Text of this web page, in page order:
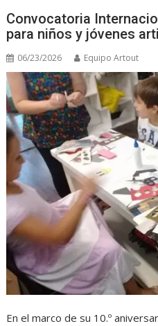
Convocatoria
para niños y jóvenes
06/23/2026 Equipo Artout
En el marco de su 10.º